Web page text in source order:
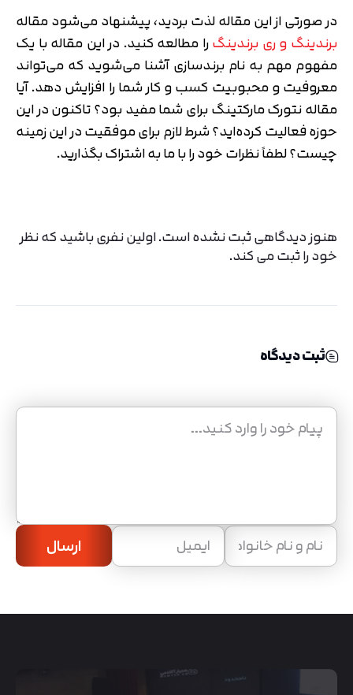
در صورتی از این مقاله لذت بردید، پیشنهاد می‌شود مقاله
برندینگ و ری ‌برندینگرا مطالعه کنید. در این مقاله با یک
مفهوم مهم به نام برندسازی آشنا می‌شوید که می‌تواند
معروفیت و محبوبیت کسب و کار شما را افزایش دهد. آیا
مقاله نتورک مارکتینگ برای شما مفید بود؟ تاکنون در این
حوزه فعالیت کرده‌اید؟ شرط لازم برای موفقیت در این زمینه
چیست؟ لطفاً نظرات خود را با ما به اشتراک بگذارید.
هنوز دیدگاهی ثبت نشده است. اولین نفری باشید که نظر
خود را ثبت می کند.
ثبت دیدگاه
ارسال